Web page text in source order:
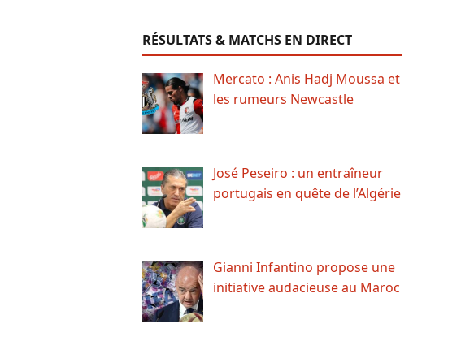
RÉSULTATS & MATCHS EN DIRECT
Mercato : Anis Hadj Moussa et
les rumeurs Newcastle
José Peseiro : un entraîneur
portugais en quête de l’Algérie
Gianni Infantino propose une
initiative audacieuse au Maroc